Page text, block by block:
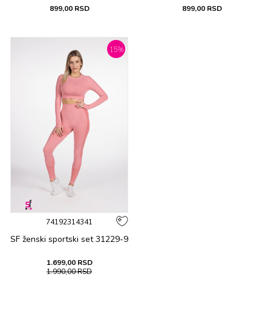
899,00 RSD 899,00 RSD
15%
74192314341
SF ženski spоrtski sеt 31229-9
1.699,00 RSD
1.990,00RSD